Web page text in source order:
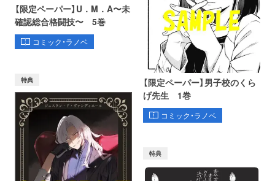
【限定ペーパー】U．M．A〜未
確認総合格闘技〜 5巻
コミック・ラノベ
【限定ペーパー】男子校のくら
げ先生 1巻
コミック・ラノベ
特典
特典